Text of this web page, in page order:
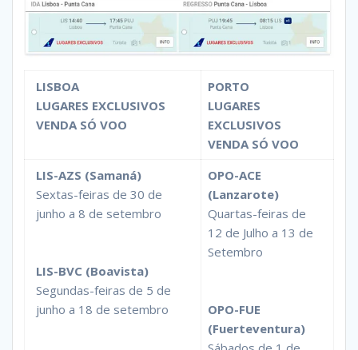
LISBOA
LUGARES EXCLUSIVOS
VENDA SÓ VOO
PORTO
LUGARES
EXCLUSIVOS
VENDA SÓ VOO
LIS-AZS (Samaná)
Sextas-feiras de 30 de
junho a 8 de setembro
LIS-BVC (Boavista)
Segundas-feiras de 5 de
junho a 18 de setembro
OPO-ACE
(Lanzarote)
Quartas-feiras de
12 de Julho a 13 de
Setembro
OPO-FUE
(Fuerteventura)